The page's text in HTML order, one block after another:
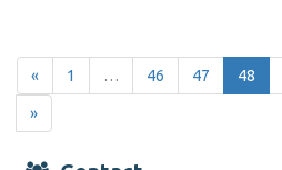
« 1 … 46 47 48
»